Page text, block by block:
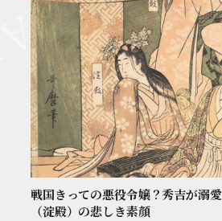
戦国きっての悪役令嬢？秀吉が溺
（淀殿）の悲しき素顔